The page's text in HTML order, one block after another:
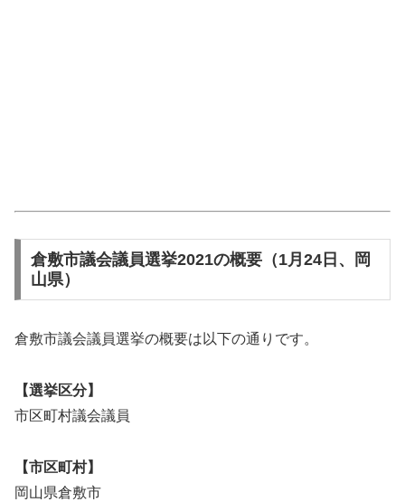
倉敷市議会議員選挙2021の概要（1月24日、岡
山県）
倉敷市議会議員選挙の概要は以下の通りです。
【選挙区分】
市区町村議会議員
【市区町村】
岡山県倉敷市